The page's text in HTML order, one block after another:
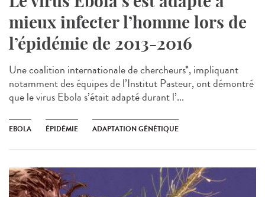
mieux infecter l’homme lors de
l’épidémie de 2013-2016
Une coalition internationale de chercheurs*, impliquant
notamment des équipes de l’Institut Pasteur, ont démontré
que le virus Ebola s’était adapté durant l’...
EBOLA ÉPIDÉMIE ADAPTATION GÉNÉTIQUE